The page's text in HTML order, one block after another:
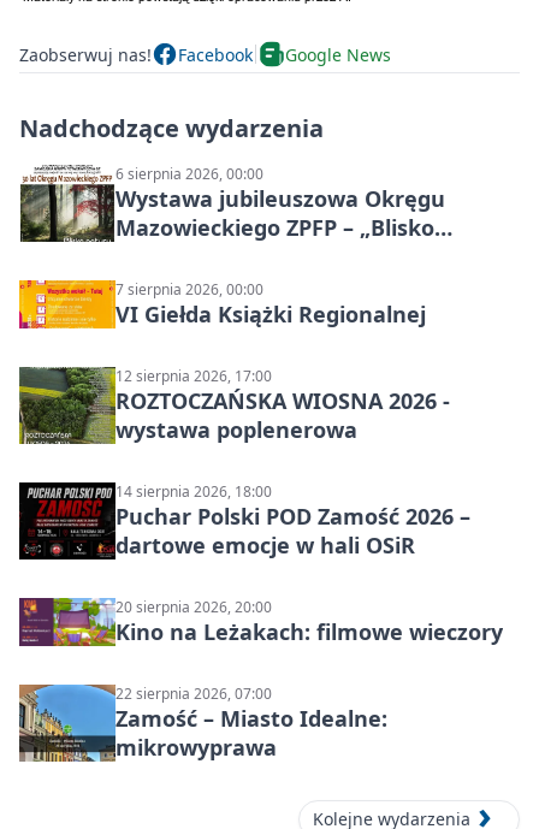
Zaobserwuj nas! Facebook Google News
Nadchodzące wydarzenia
6 sierpnia 2026, 00:00
Wystawa jubileuszowa Okręgu
Mazowieckiego ZPFP – „Blisko
7 sierpnia 2026, 00:00
VI Giełda Książki Regionalnej
12 sierpnia 2026, 17:00
ROZTOCZAŃSKA WIOSNA 2026 -
wystawa poplenerowa
14 sierpnia 2026, 18:00
Puchar Polski POD Zamość 2026 –
dartowe emocje w hali OSiR
20 sierpnia 2026, 20:00
Kino na Leżakach: filmowe wieczory
22 sierpnia 2026, 07:00
Zamość – Miasto Idealne:
mikrowyprawa
Kolejne wydarzenia